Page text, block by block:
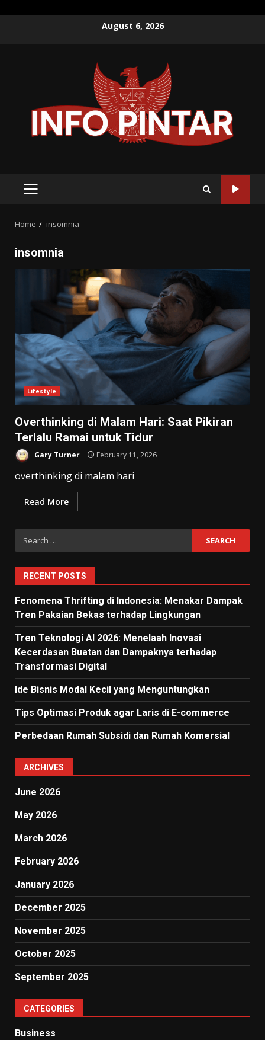
August 6, 2026
PRIMARY
Home insomnia
insomnia
Lifestyle
Overthinking di Malam Hari: Saat Pikiran
Terlalu Ramai untuk Tidur
Gary Turner February 11, 2026
overthinking di malam hari
Read More
Search
for:
RECENT POSTS
Fenomena Thrifting di Indonesia: Menakar Dampak
Tren Pakaian Bekas terhadap Lingkungan
Tren Teknologi AI 2026: Menelaah Inovasi
Kecerdasan Buatan dan Dampaknya terhadap
Transformasi Digital
Ide Bisnis Modal Kecil yang Menguntungkan
Tips Optimasi Produk agar Laris di E-commerce
Perbedaan Rumah Subsidi dan Rumah Komersial
ARCHIVES
June 2026
May 2026
March 2026
February 2026
January 2026
December 2025
November 2025
October 2025
September 2025
CATEGORIES
Business